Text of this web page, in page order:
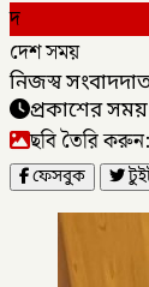
দ
দেশ সময়
নিজস্ব
প্রকাশের
ছবি তৈরি করুন:
ফেসবুক